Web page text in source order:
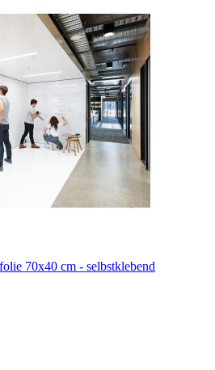
70x40 cm - selbstklebend